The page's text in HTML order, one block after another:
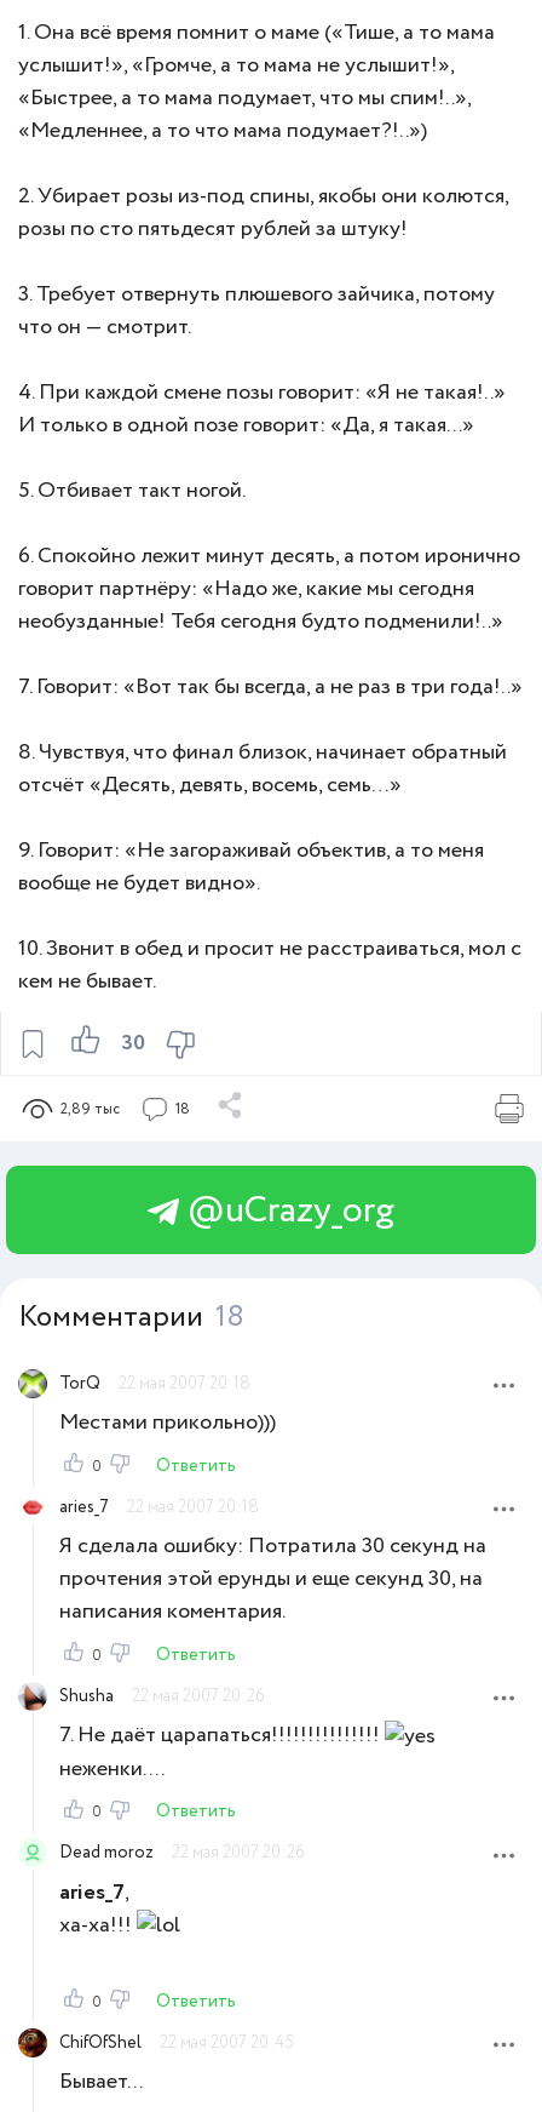
30
1. Она всё время помнит о маме («Тише, а то мама
услышит!», «Громче, а то мама не услышит!»,
«Быстрее, а то мама подумает, что мы спим!..»,
«Медленнее, а то что мама подумает?!..»)
2. Убирает розы из-под спины, якобы они колются,
розы по сто пятьдесят рублей за штуку!
3. Требует отвернуть плюшевого зайчика, потому
что он — смотрит.
4. При каждой смене позы говорит: «Я не такая!..»
И только в одной позе говорит: «Да, я такая...»
5. Отбивает такт ногой.
6. Спокойно лежит минут десять, а потом иронично
говорит партнёру: «Надо же, какие мы сегодня
необузданные! Тебя сегодня будто подменили!..»
7. Говорит: «Вот так бы всегда, а не раз в три года!..»
8. Чувствуя, что финал близок, начинает обратный
отсчёт «Десять, девять, восемь, семь…»
9. Говорит: «Не загораживай объектив, а то меня
вообще не будет видно».
10. Звонит в обед и просит не расстраиваться, мол с
кем не бывает.
2,89 тыс 18
@uCrazy_org
Комментарии 18
TorQ 22 мая 2007 20:18
Местами прикольно)))
0
Ответить
aries_7
22 мая 2007 20:18
Я сделала ошибку: Потратила 30 секунд на
прочтения этой ерунды и еще секунд 30, на
написания коментария.
0
Ответить
Shusha
22 мая 2007 20:26
7. Не даёт царапаться!!!!!!!!!!!!!!!
неженки....
0
Ответить
Dead moroz
22 мая 2007 20:26
aries_7,
ха-ха!!!
0
Ответить
ChifOfShel
22 мая 2007 20:45
Бывает...